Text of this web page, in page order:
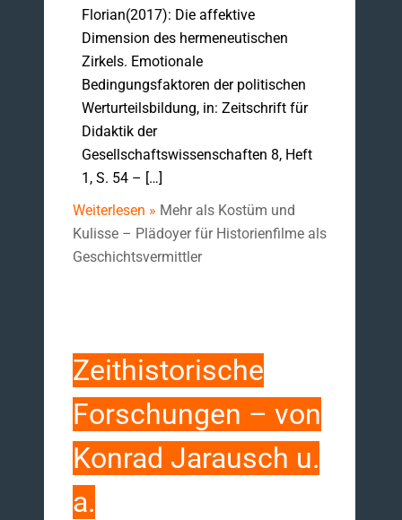
Florian(2017): Die affektive
Dimension des hermeneutischen
Zirkels. Emotionale
Bedingungsfaktoren der politischen
Werturteilsbildung, in: Zeitschrift für
Didaktik der
Gesellschaftswissenschaften 8, Heft
1, S. 54 – […]
Weiterlesen » Mehr als Kostüm und
Kulisse – Plädoyer für Historienfilme als
Geschichtsvermittler
Zeithistorische
Forschungen – von
Konrad Jarausch u.
a.